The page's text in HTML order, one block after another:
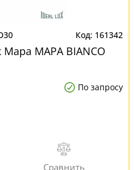
161342
MAPA BIANCO
По запросу